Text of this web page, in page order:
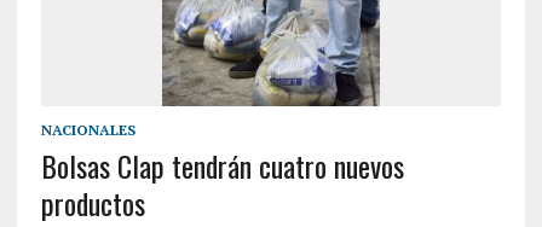
NACIONALES
Bolsas Clap tendrán cuatro nuevos
productos